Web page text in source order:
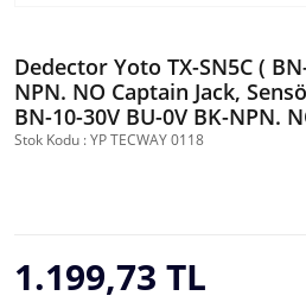
Dedector Yoto TX-SN5C (
NPN. NO Captain Jack,
BN-10-30V BU-0V BK-NPN.
Stok Kodu : YP TECWAY 0118
1.199,73 TL